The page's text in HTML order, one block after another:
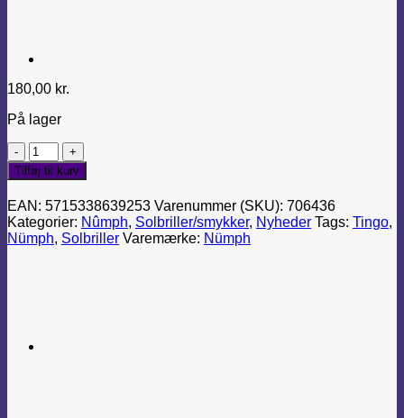
180,00 kr.
På lager
Nuwenja
sunglasses
antal
Tilføj til kurv
EAN: 5715338639253 Varenummer (SKU): 706436
Kategorier: Nûmph, Solbriller/smykker, Nyheder Tags: Tingo,
Nümph, Solbriller Varemærke: Nümph